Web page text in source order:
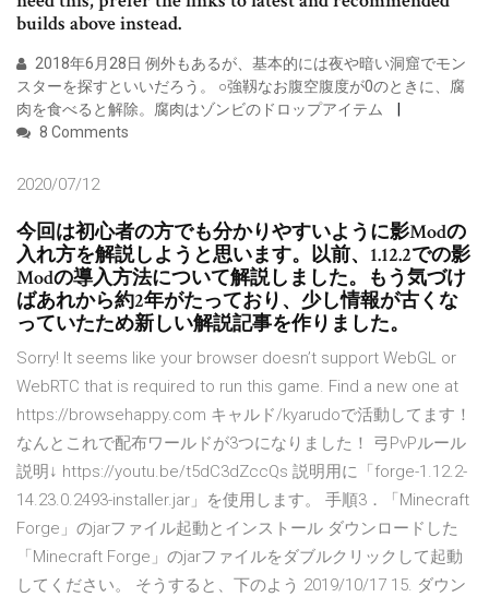
builds above instead.
2018年6月28日 例外もあるが、基本的には夜や暗い洞窟でモン
スターを探すといいだろう。 ○強靱なお腹空腹度が0のときに、腐
肉を食べると解除。腐肉はゾンビのドロップアイテム
8 Comments
2020/07/12
今回は初心者の方でも分かりやすいように影Modの
入れ方を解説しようと思います。以前、1.12.2での影
Modの導入方法について解説しました。もう気づけ
ばあれから約2年がたっており、少し情報が古くな
っていたため新しい解説記事を作りました。
Sorry! It seems like your browser doesn’t support WebGL or
WebRTC that is required to run this game. Find a new one at
https://browsehappy.com キャルド/kyarudoで活動してます！
なんとこれで配布ワールドが3つになりました！ 弓PvPルール
説明↓ https://youtu.be/t5dC3dZccQs 説明用に「forge-1.12.2-
14.23.0.2493-installer.jar」を使用します。 手順3．「Minecraft
Forge」のjarファイル起動とインストール ダウンロードした
「Minecraft Forge」のjarファイルをダブルクリックして起動
してください。 そうすると、下のよう 2019/10/17 15. ダウン